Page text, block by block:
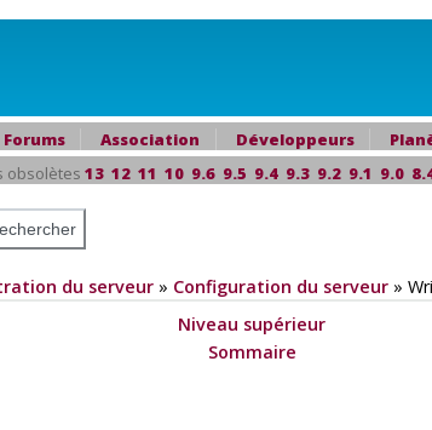
Forums Association Développeurs
obsolètes 13 12 11 10 9.6 9.5 9.4 9.3 9.2 9.1 9.0
du serveur » Configuration du serveur »
Niveau supérieur
Sommaire